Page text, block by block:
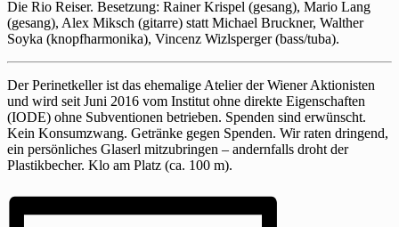
Die Rio Reiser. Besetzung: Rainer Krispel (gesang), Mario Lang
(gesang), Alex Miksch (gitarre) statt Michael Bruckner, Walther
Soyka (knopfharmonika), Vincenz Wizlsperger (bass/tuba).
Der Perinetkeller ist das ehemalige Atelier der Wiener Aktionisten
und wird seit Juni 2016 vom Institut ohne direkte Eigenschaften
(IODE) ohne Subventionen betrieben. Spenden sind erwünscht.
Kein Konsumzwang. Getränke gegen Spenden. Wir raten dringend,
ein persönliches Glaserl mitzubringen – andernfalls droht der
Plastikbecher. Klo am Platz (ca. 100 m).